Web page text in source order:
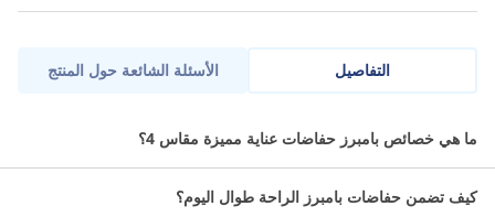
التفاصيل
حفاضات بامبرز عناية مميزة الجديدة هي الحفاض الأول والوحيد الذي
طفلك من النوم بهدوء طوال الليل.
الأسئلة الشائعة حول المنتج
ما هي خصائص بامبرز حفاضات عناية مميزة مقاس 4؟
كيف تضمن حفاضات بامبرز الراحة طوال اليوم؟